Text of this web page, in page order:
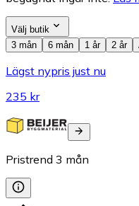
Välj butik
3 mån
6 mån 1 år 2 år
Lägst nypris just nu
235 kr
Pristrend 3 mån